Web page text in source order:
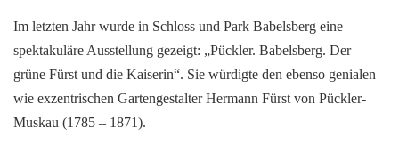
Im letzten Jahr wurde in Schloss und Park Babelsberg eine
spektakuläre Ausstellung gezeigt: „Pückler. Babelsberg. Der
grüne Fürst und die Kaiserin“. Sie würdigte den ebenso genialen
wie exzentrischen Gartengestalter Hermann Fürst von Pückler-
Muskau (1785 – 1871).